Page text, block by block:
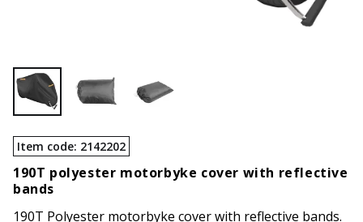
Item code: 2142202
190T polyester motorbyke cover with reflective
bands
190T Polyester motorbyke cover with reflective bands.